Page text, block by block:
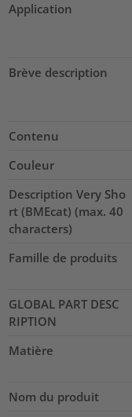
Application
Brève description
Contenu
Couleur
Description Very Sho
rt (BMEcat) (max. 40
characters)
Famille de produits
GLOBAL PART DESC
RIPTION
Matière
Nom du produit